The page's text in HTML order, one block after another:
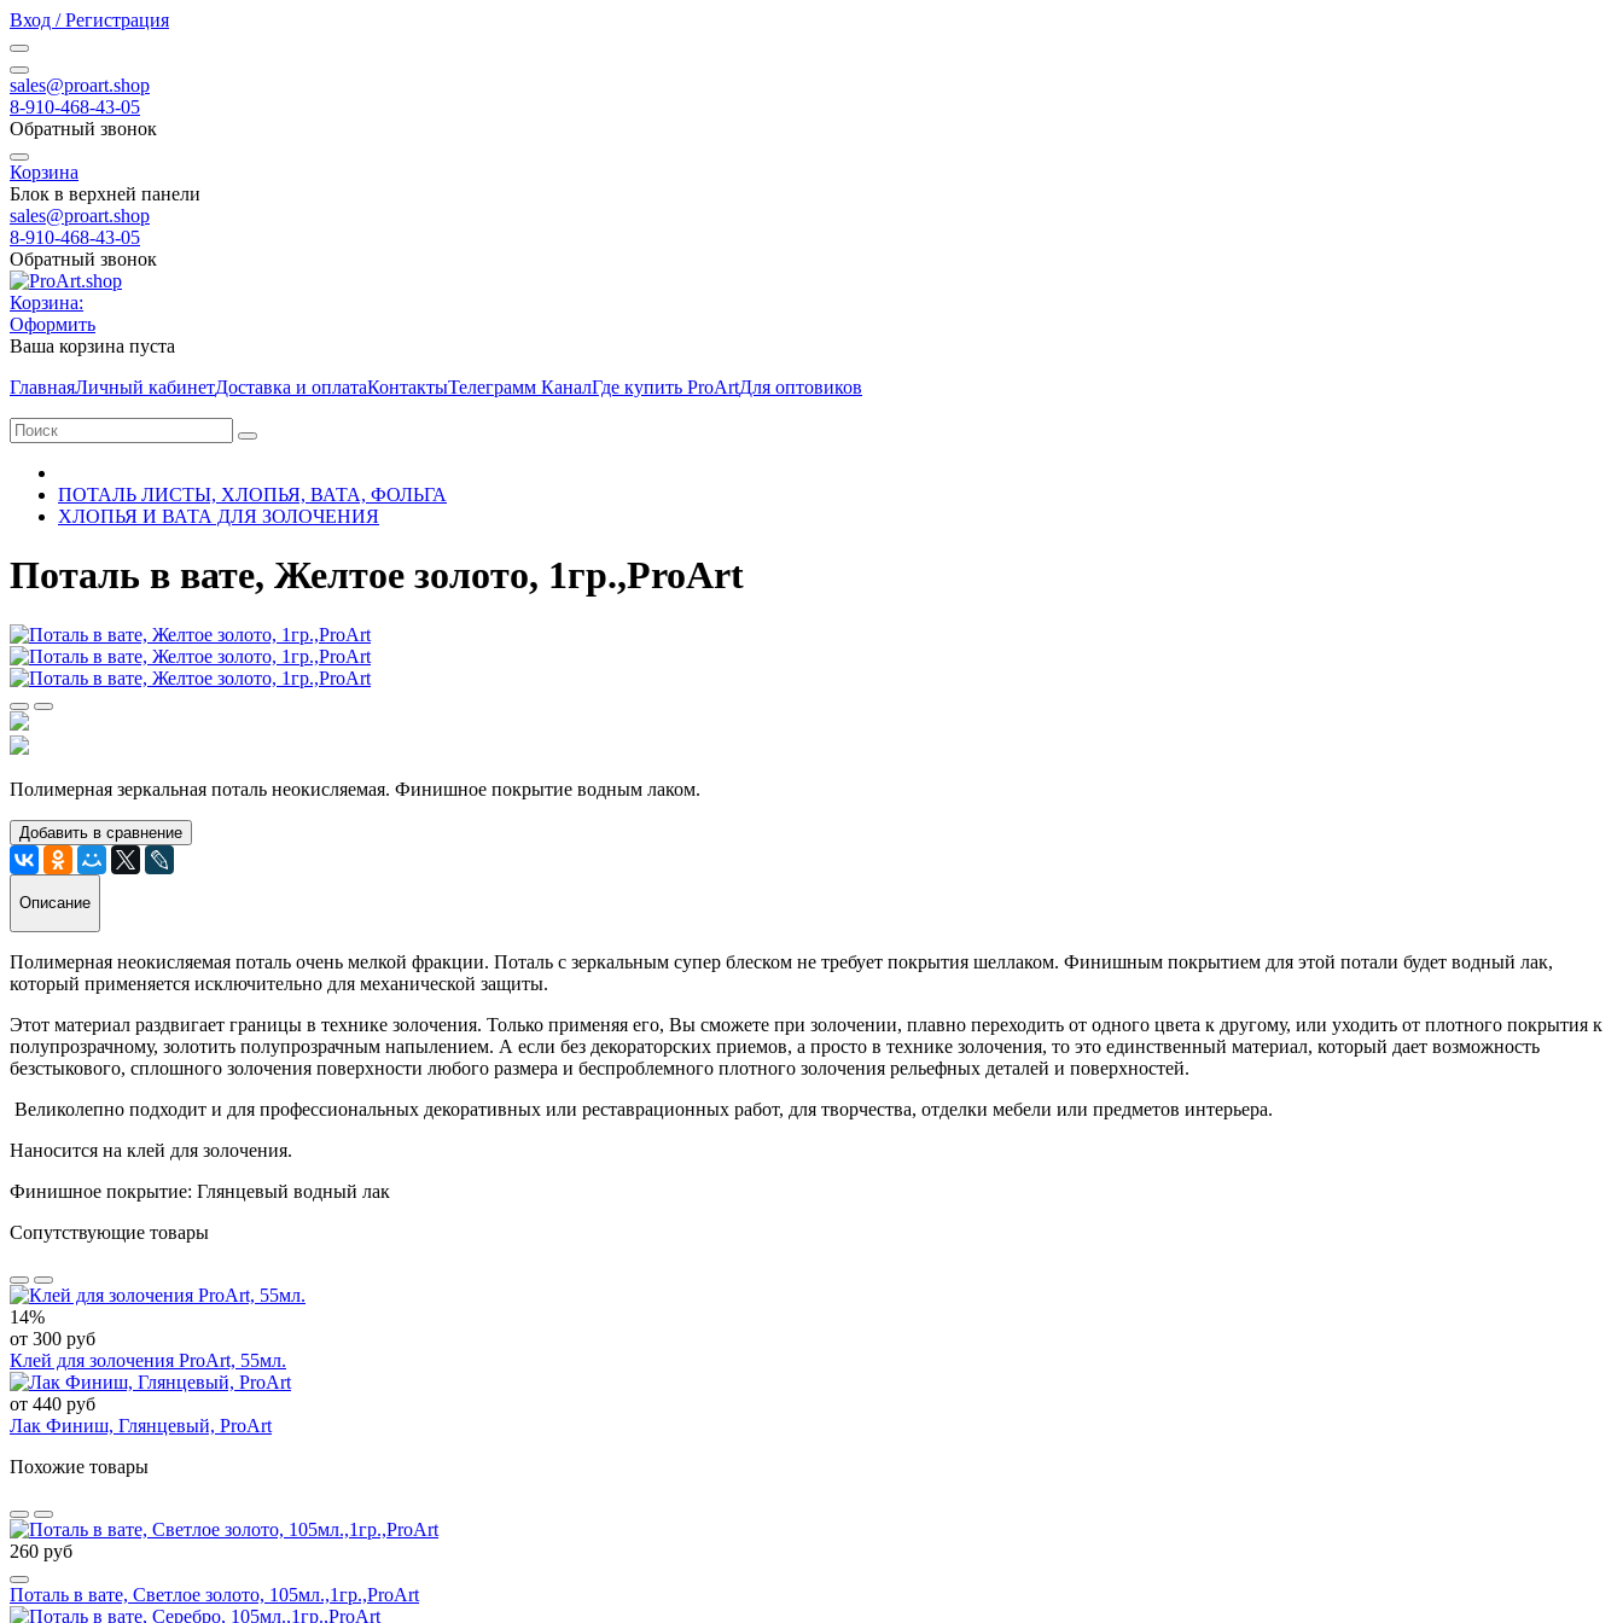
Вход / Регистрация
sales@proart.shop
8-910-468-43-05
Обратный звонок
Корзина
Блок в верхней панели
sales@proart.shop
8-910-468-43-05
Обратный звонок
Корзина:
Оформить
Ваша корзина пуста
ГлавнаяЛичный кабинетДоставка и оплатаКонтактыТелеграмм КаналГде купить ProArtДля оптовиков
ПОТАЛЬ ЛИСТЫ, ХЛОПЬЯ, ВАТА, ФОЛЬГА
ХЛОПЬЯ И ВАТА ДЛЯ ЗОЛОЧЕНИЯ
Поталь в вате, Желтое золото, 1гр.,ProArt
Полимерная зеркальная поталь неокисляемая. Финишное покрытие водным лаком.
Добавить в сравнение
Описание
Полимерная неокисляемая поталь очень мелкой фракции. Поталь с зеркальным супер блеском не требует покрытия шеллаком. Финишным покрытием для этой потали будет водный лак,
который применяется исключительно для механической защиты.
Этот материал раздвигает границы в технике золочения. Только применяя его, Вы сможете при золочении, плавно переходить от одного цвета к другому, или уходить от плотного покрытия к
полупрозрачному, золотить полупрозрачным напылением. А если без декораторских приемов, а просто в технике золочения, то это единственный материал, который дает возможность
безстыкового, сплошного золочения поверхности любого размера и беспроблемного плотного золочения рельефных деталей и поверхностей.
Великолепно подходит и для профессиональных декоративных или реставрационных работ, для творчества, отделки мебели или предметов интерьера.
Наносится на клей для золочения.
Финишное покрытие: Глянцевый водный лак
Сопутствующие товары
14%
от 300 руб
Клей для золочения ProArt, 55мл.
от 440 руб
Лак Финиш, Глянцевый, ProArt
Похожие товары
260 руб
Поталь в вате, Светлое золото, 105мл.,1гр.,ProArt